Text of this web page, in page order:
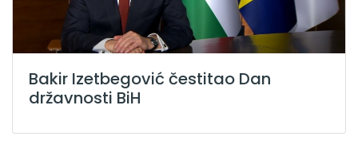
Bakir Izetbegović čestitao Dan
državnosti BiH